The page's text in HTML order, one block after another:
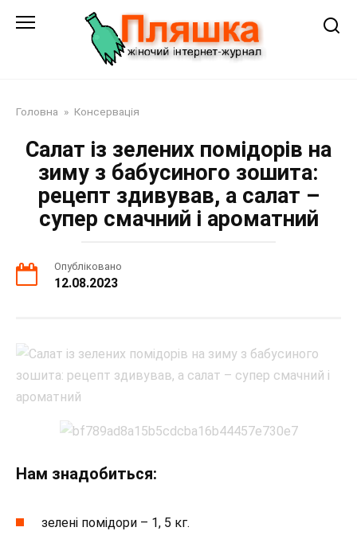
Головна » Консервація
Салат із зелених помідорів на
зиму з бабусиного зошита:
рецепт здивував, а салат –
супер смачний і ароматний
Опубліковано
12.08.2023
Нам знадобиться:
зелені помідори – 1, 5 кг.